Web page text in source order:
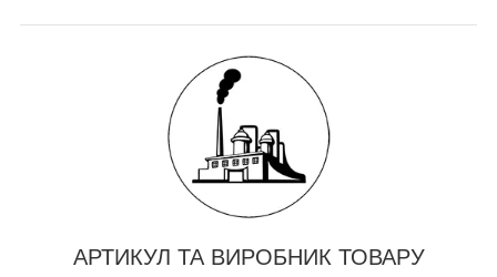
АРТИКУЛ ТА ВИРОБНИК ТОВАРУ